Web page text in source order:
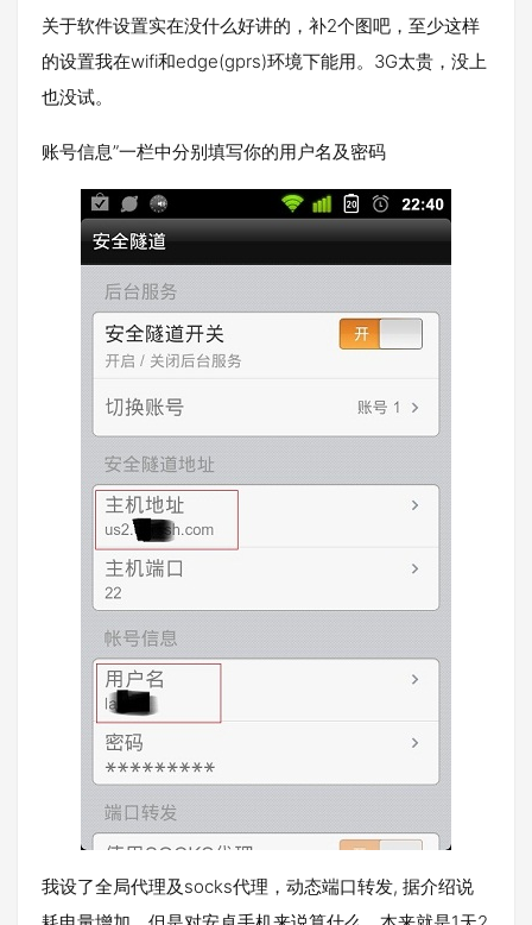
关于软件设置实在没什么好讲的，补2个图吧，至少这样
的设置我在wifi和edge(gprs)环境下能用。3G太贵，没上
也没试。
账号信息”一栏中分别填写你的用户名及密码
我设了全局代理及socks代理，动态端口转发, 据介绍说